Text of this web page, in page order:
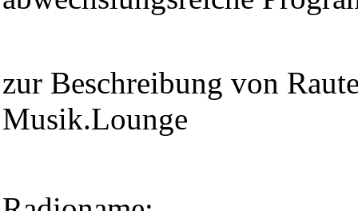
zur Beschreibung von
Musik.Lounge